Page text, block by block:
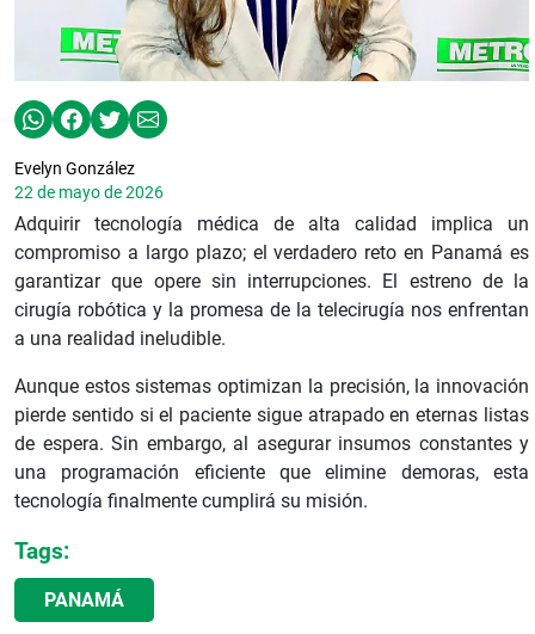
Evelyn González
22 de mayo de 2026
Adquirir tecnología médica de alta calidad implica un
compromiso a largo plazo; el verdadero reto en Panamá es
garantizar que opere sin interrupciones. El estreno de la
cirugía robótica y la promesa de la telecirugía nos enfrentan
a una realidad ineludible.
Aunque estos sistemas optimizan la precisión, la innovación
pierde sentido si el paciente sigue atrapado en eternas listas
de espera. Sin embargo, al asegurar insumos constantes y
una programación eficiente que elimine demoras, esta
tecnología finalmente cumplirá su misión.
Tags:
PANAMÁ